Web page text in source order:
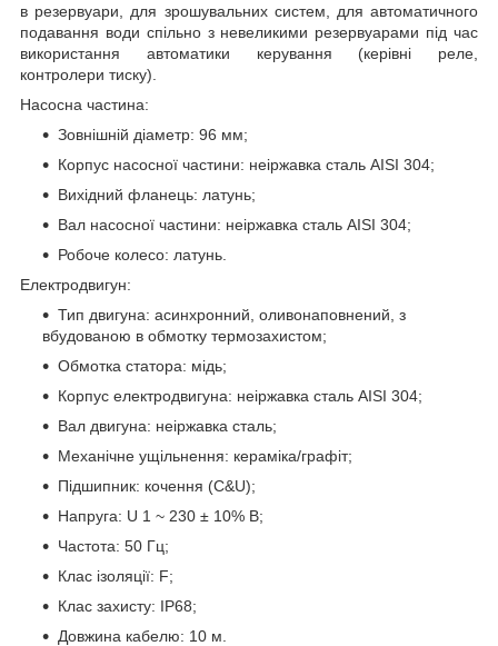
в резервуари, для зрошувальних систем, для автоматичного
подавання води спільно з невеликими резервуарами під час
використання автоматики керування (керівні реле,
контролери тиску).
Насосна частина:
Зовнішній діаметр: 96 мм;
Корпус насосної частини: неіржавка сталь AISI 304;
Вихідний фланець: латунь;
Вал насосної частини: неіржавка сталь AISI 304;
Робоче колесо: латунь.
Електродвигун:
Тип двигуна: асинхронний, оливонаповнений, з
вбудованою в обмотку термозахистом;
Обмотка статора: мідь;
Корпус електродвигуна: неіржавка сталь AISI 304;
Вал двигуна: неіржавка сталь;
Механічне ущільнення: кераміка/графіт;
Підшипник: кочення (C&U);
Напруга: U 1 ~ 230 ± 10% В;
Частота: 50 Гц;
Клас ізоляції: F;
Клас захисту: IP68;
Довжина кабелю: 10 м.